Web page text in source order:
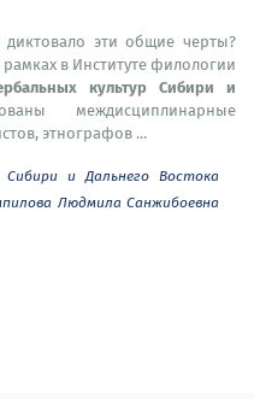
диктовало эти общие черты?
в Институте филологии
культур Сибири и
междисциплинарные
этнографов ...
и Дальнего Востока
Людмила Санжибоевна